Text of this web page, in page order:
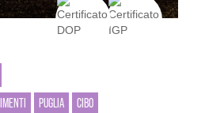
PUGLIA CIBO